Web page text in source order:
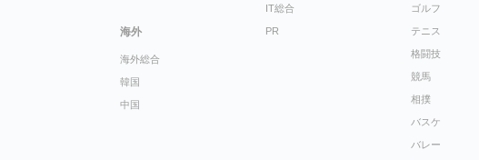
海外
海外総合
韓国
中国
IT総合
PR
ゴルフ
テニス
格闘技
競馬
相撲
バスケ
バレー